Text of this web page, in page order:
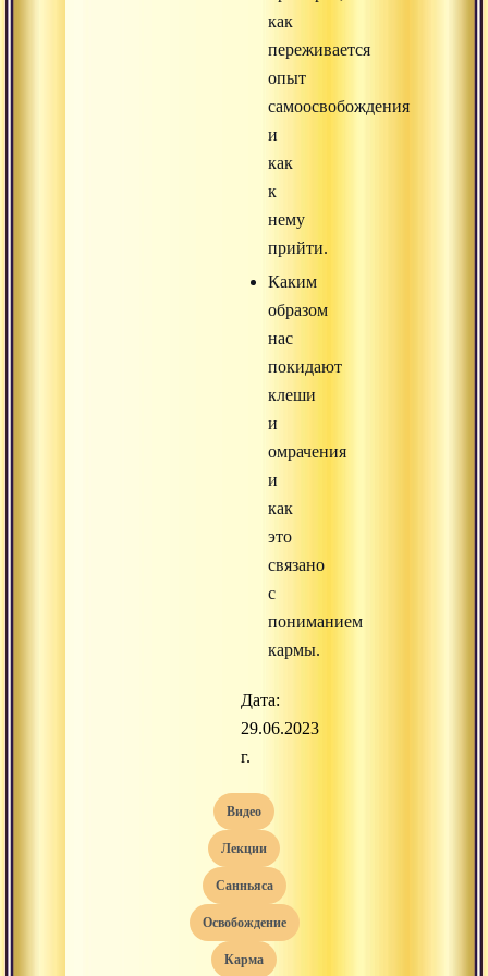
как
переживается
опыт
самоосвобождения
и
как
к
нему
прийти.
Каким
образом
нас
покидают
клеши
и
омрачения
и
как
это
связано
с
пониманием
кармы.
Дата:
29.06.2023
г.
видео
лекции
санньяса
освобождение
карма